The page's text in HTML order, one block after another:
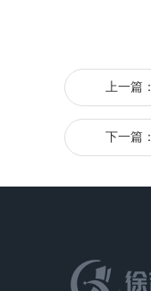
上一篇：
下一篇：